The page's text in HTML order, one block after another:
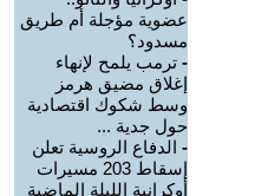
عضوية مؤجلة أم طريق
مسدود؟
- ترمب يلمح لإنهاء
إغلاق مضيق هرمز
وسط شكوك اقتصادية
حول جدية ...
- الدفاع الروسية تعلن
إسقاط 203 مسيرات
أوكرانية الليلة الماضية